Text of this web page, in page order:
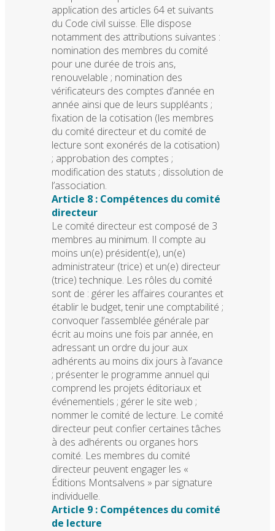
application des articles 64 et suivants
du Code civil suisse. Elle dispose
notamment des attributions suivantes :
nomination des membres du comité
pour une durée de trois ans,
renouvelable ; nomination des
vérificateurs des comptes d’année en
année ainsi que de leurs suppléants ;
fixation de la cotisation (les membres
du comité directeur et du comité de
lecture sont exonérés de la cotisation)
; approbation des comptes ;
modification des statuts ; dissolution de
l’association.
Article 8 : Compétences du comité
directeur
Le comité directeur est composé de 3
membres au minimum. Il compte au
moins un(e) président(e), un(e)
administrateur (trice) et un(e) directeur
(trice) technique. Les rôles du comité
sont de : gérer les affaires courantes et
établir le budget, tenir une comptabilité ;
convoquer l’assemblée générale par
écrit au moins une fois par année, en
adressant un ordre du jour aux
adhérents au moins dix jours à l’avance
; présenter le programme annuel qui
comprend les projets éditoriaux et
événementiels ; gérer le site web ;
nommer le comité de lecture. Le comité
directeur peut confier certaines tâches
à des adhérents ou organes hors
comité. Les membres du comité
directeur peuvent engager les «
Éditions Montsalvens » par signature
individuelle.
Article 9 : Compétences du comité
de lecture